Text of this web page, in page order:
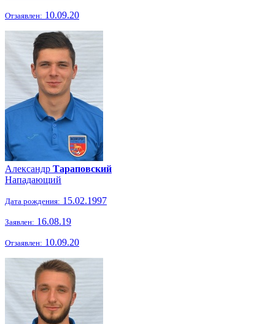
Отзаявлен: 10.09.20
Александр Тараповский
Нападающий
Дата рождения: 15.02.1997
Заявлен: 16.08.19
Отзаявлен: 10.09.20